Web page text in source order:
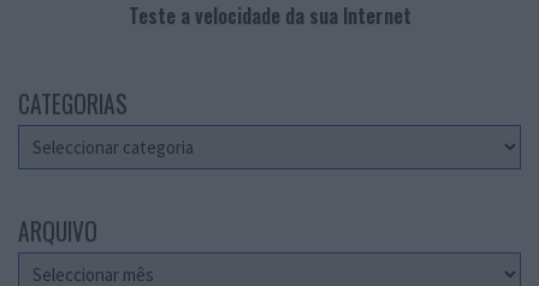
Teste a velocidade da sua Internet
CATEGORIAS
Categorias
ARQUIVO
Arquivo